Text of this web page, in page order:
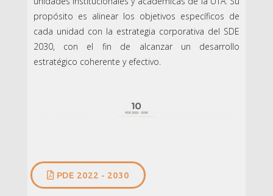
propósito es alinear los objetivos específicos de
cada unidad con la estrategia corporativa del SDE
2030, con el fin de alcanzar un desarrollo
estratégico coherente y efectivo.
PDE 2022 - 2030